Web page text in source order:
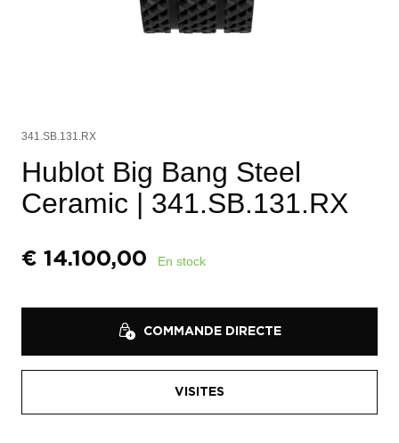
341.SB.131.RX
Hublot Big Bang Steel
Ceramic | 341.SB.131.RX
€ 14.100,00 En stock
COMMANDE DIRECTE
VISITES